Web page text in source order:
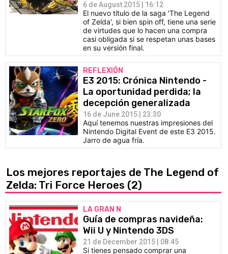
6 de August 2015 | 16:12
El nuevo título de la saga 'The Legend
of Zelda', si bien spin off, tiene una serie
de virtudes que lo hacen una compra
casi obligada si se respetan unas bases
en su versión final.
REFLEXIÓN
E3 2015: Crónica Nintendo -
La oportunidad perdida; la
decepción generalizada
16 de June 2015 | 23:30
Aquí tenemos nuestras impresiones del
Nintendo Digital Event de este E3 2015.
Jarro de agua fría.
Los mejores reportajes de The Legend of
Zelda: Tri Force Heroes (2)
LA GRAN N
Guía de compras navideña:
Wii U y Nintendo 3DS
21 de December 2015 | 08:45
Si tienes pensado comprar una